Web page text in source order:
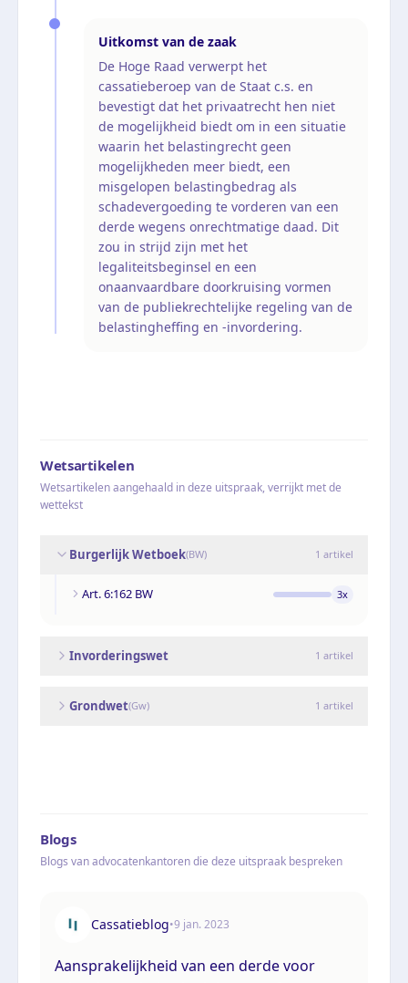
Uitkomst van de zaak
De Hoge Raad verwerpt het
cassatieberoep van de Staat c.s. en
bevestigt dat het privaatrecht hen niet
de mogelijkheid biedt om in een situatie
waarin het belastingrecht geen
mogelijkheden meer biedt, een
misgelopen belastingbedrag als
schadevergoeding te vorderen van een
derde wegens onrechtmatige daad. Dit
zou in strijd zijn met het
legaliteitsbeginsel en een
onaanvaardbare doorkruising vormen
van de publiekrechtelijke regeling van de
belastingheffing en -invordering.
Wetsartikelen
Wetsartikelen aangehaald in deze uitspraak, verrijkt met de
wettekst
Burgerlijk Wetboek(BW) 1 artikel
Art. 6:162 BW 3x
Invorderingswet 1 artikel
Grondwet(Gw) 1 artikel
Blogs
Blogs van advocatenkantoren die deze uitspraak bespreken
Cassatieblog•9 jan. 2023
Aansprakelijkheid van een derde voor